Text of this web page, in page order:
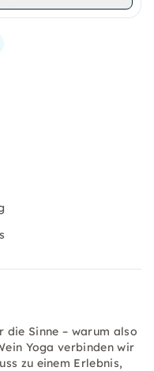
die Sinne – warum also
Yoga verbinden wir
zu einem Erlebnis,